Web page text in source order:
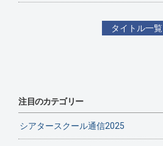
タイトル一覧
注目のカテゴリー
シアタースクール通信2025